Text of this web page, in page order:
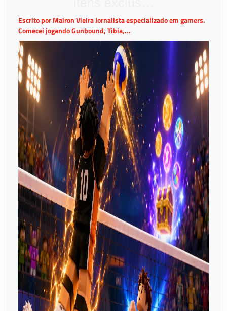
Escrito por Mairon Vieira Jornalista especializado em gamers.
Comecei jogando Gunbound, Tibia,...